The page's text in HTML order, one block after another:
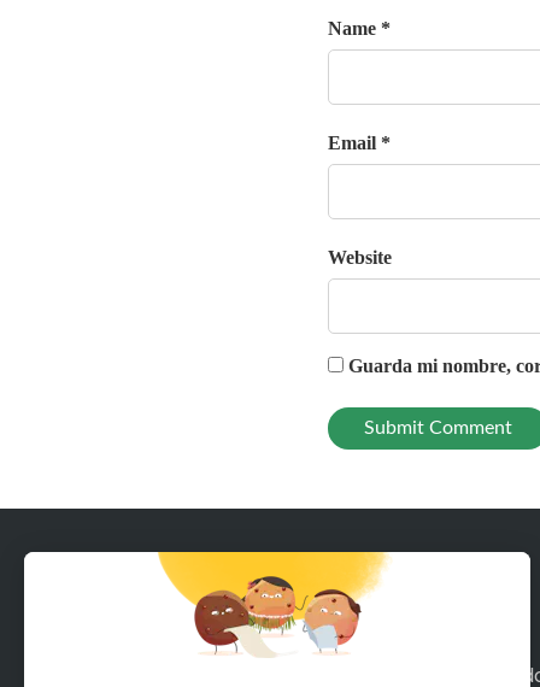
Name *
Email *
Website
Guarda mi nombre,
Con Rodeeo, alquila en unos pocos clics